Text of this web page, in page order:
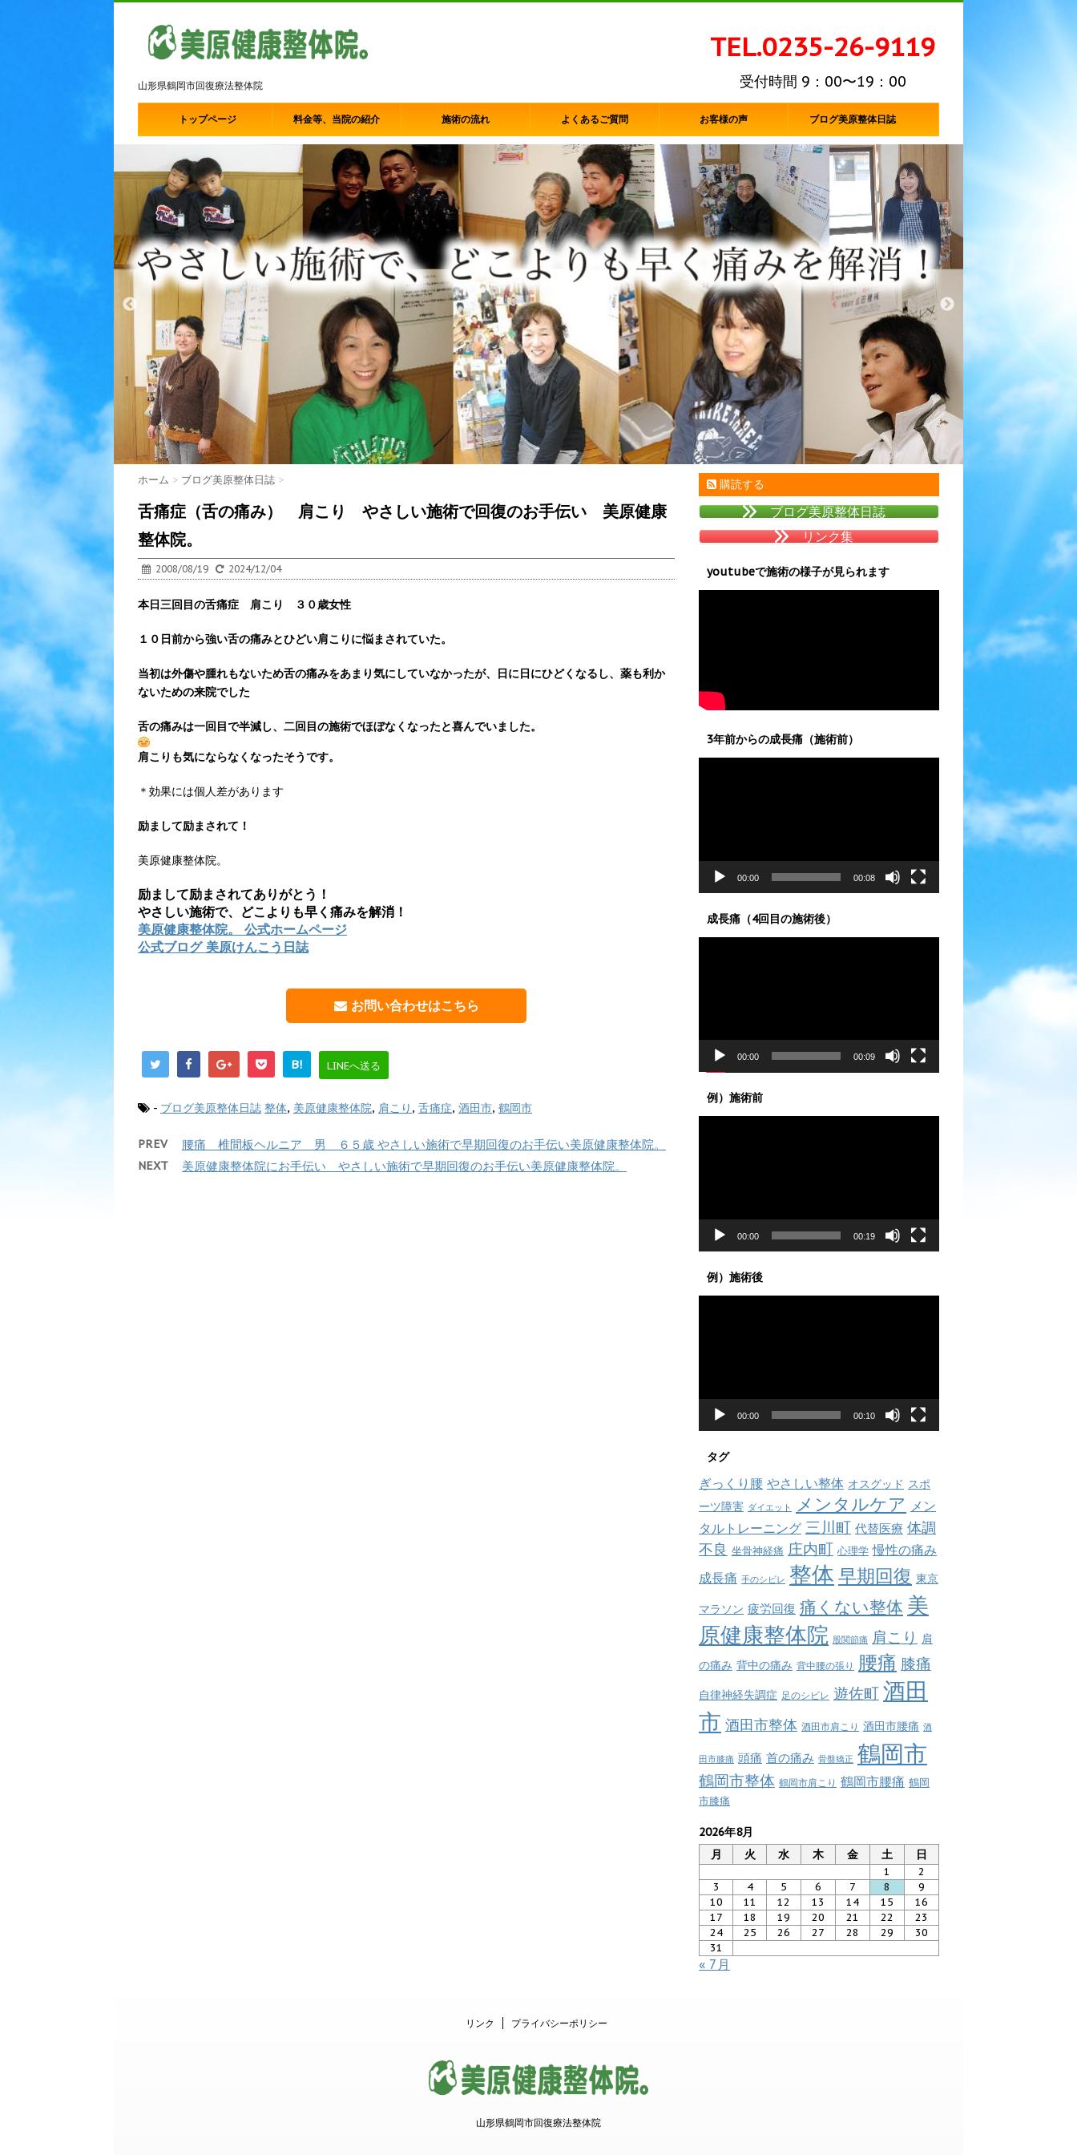
山形県鶴岡市回復療法整体院
TEL.0235-26-9119
受付時間 9：00〜19：00
トップページ 料金等、当院の紹介 施術の流れ よくあるご質問 お客様の声 ブログ美原整体日誌
ホーム > ブログ美原整体日誌 >
舌痛症（舌の痛み） 肩こり やさしい施術で回復のお手伝い 美原健康
整体院。
2008/08/19 2024/12/04
本日三回目の舌痛症 肩こり ３０歳女性
１０日前から強い舌の痛みとひどい肩こりに悩まされていた。
当初は外傷や腫れもないため舌の痛みをあまり気にしていなかったが、日に日にひどくなるし、薬も利か
ないための来院でした
舌の痛みは一回目で半減し、二回目の施術でほぼなくなったと喜んでいました。
肩こりも気にならなくなったそうです。
＊効果には個人差があります
励まして励まされて！
美原健康整体院。
励まして励まされてありがとう！
やさしい施術で、どこよりも早く痛みを解消！
美原健康整体院。 公式ホームページ
公式ブログ 美原けんこう日誌
お問い合わせはこちら
B! LINEへ送る
- ブログ美原整体日誌 整体, 美原健康整体院, 肩こり , 舌痛症, 酒田市, 鶴岡市
PREV 腰痛 椎間板ヘルニア 男 ６５歳 やさしい施術で早期回復のお手伝い美原健康整体院。
NEXT 美原健康整体院にお手伝い やさしい施術で早期回復のお手伝い美原健康整体院。
購読する
ブログ美原整体日誌
リンク集
youtubeで施術の様子が見られます
3年前からの成長痛（施術前）
00:00 00:08
成長痛（4回目の施術後）
00:00 00:09
例）施術前
00:00 00:19
例）施術後
00:00 00:10
タグ
ぎっくり腰 やさしい整体 オスグッド スポ
ーツ障害 ダイエット メンタルケア メン
タルトレーニング 三川町 代替医療 体調
不良 坐骨神経痛 庄内町 心理学 慢性の痛み
成長痛 手のシビレ 整体 早期回復 東京
マラソン 疲労回復 痛くない整体 美
原健康整体院 股関節痛 肩こり 肩
の痛み 背中の痛み 背中腰の張り 腰痛 膝痛
自律神経失調症 足のシビレ 遊佐町 酒田
市 酒田市整体 酒田市肩こり 酒田市腰痛 酒
田市膝痛 頭痛 首の痛み 骨盤矯正 鶴岡市
鶴岡市整体 鶴岡市肩こり 鶴岡市腰痛 鶴岡
市膝痛
2026年8月
月
火 水 木 金 土 日
1
2
3
4 5 6 7 8
9
10
11 12 13 14 15
16
17
18 19 20 21 22
23
24
25 26 27 28 29
30
31
« 7月
リンク プライバシーポリシー
山形県鶴岡市回復療法整体院